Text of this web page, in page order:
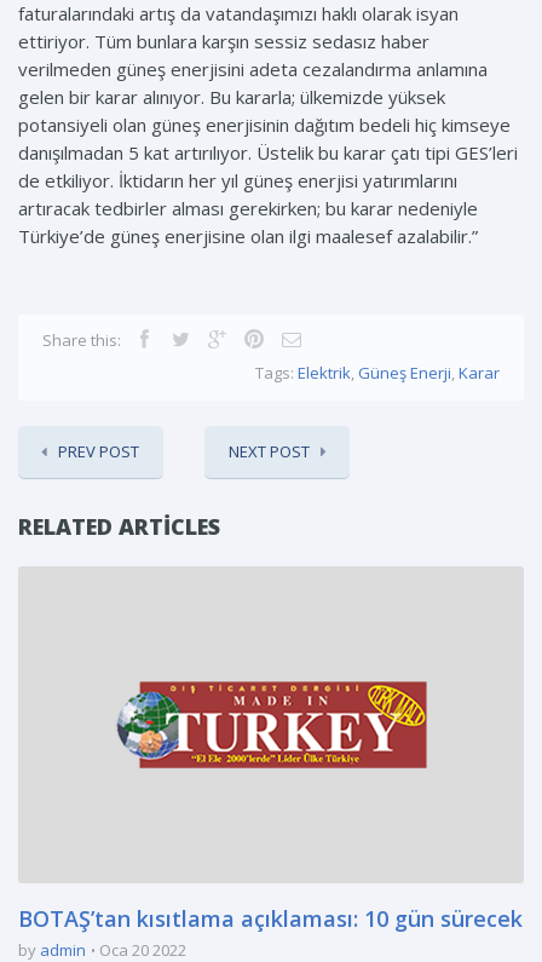
faturalarındaki artış da vatandaşımızı haklı olarak isyan
ettiriyor. Tüm bunlara karşın sessiz sedasız haber
verilmeden güneş enerjisini adeta cezalandırma anlamına
gelen bir karar alınıyor. Bu kararla; ülkemizde yüksek
potansiyeli olan güneş enerjisinin dağıtım bedeli hiç kimseye
danışılmadan 5 kat artırılıyor. Üstelik bu karar çatı tipi GES’leri
de etkiliyor. İktidarın her yıl güneş enerjisi yatırımlarını
artıracak tedbirler alması gerekirken; bu karar nedeniyle
Türkiye’de güneş enerjisine olan ilgi maalesef azalabilir.”
Share this:
Tags: Elektrik, Güneş Enerji,Karar
PREV POST NEXT POST
RELATED ARTICLES
BOTAŞ’tan kısıtlama açıklaması: 10 gün sürecek
by admin Oca 20 2022